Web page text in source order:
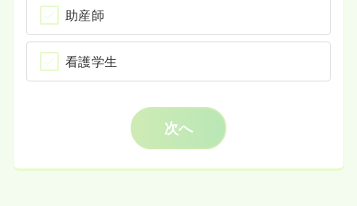
助産師
看護学生
次へ